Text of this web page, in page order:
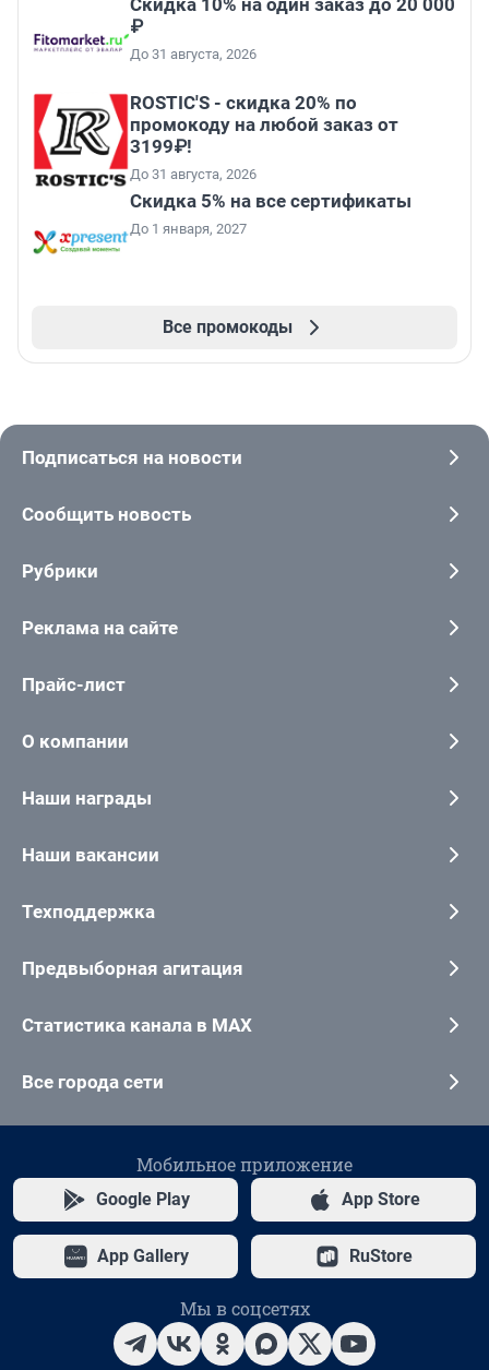
Скидка 10% на один заказ до 20 000
₽
До 31 августа, 2026
ROSTIC'S - скидка 20% по
промокоду на любой заказ от
3199₽!
До 31 августа, 2026
Скидка 5% на все сертификаты
До 1 января, 2027
Все промокоды
Подписаться на новости
Сообщить новость
Рубрики
Реклама на сайте
Прайс-лист
О компании
Наши награды
Наши вакансии
Техподдержка
Предвыборная агитация
Статистика канала в MAX
Все города сети
Мобильное приложение
Google Play App Store
App Gallery RuStore
Мы в соцсетях